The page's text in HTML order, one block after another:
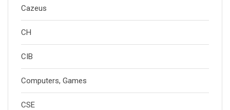
Cazeus
CH
CIB
Computers, Games
CSE